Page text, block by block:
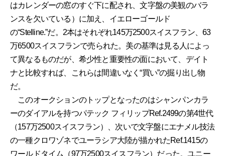
はカレンダーの窓のすぐ下に配され、文字盤の美観のバラ
ンスを欠いている）に加え、イエローゴールド
の“Stelline.”だ。2本はそれぞれ145万2500スイスフラン、63
万6500スイスフランで売られた。美の基準は見る人によっ
て異なるものだが、希少性と重要性の面において、デイト
ナと比較すれば、これらは間違いなく“買い”の掘り出し物
だ。
このオークションのトップとなったのはシャンパンカラ
ーのダイアルを持つパテック フィリップRef.2499の第4世代
（157万2500スイスフラン）、次いで文字盤にエナメル技法
の一種クロワゾネでユーラシア大陸が描かれたRef.1415の
ワールドタイム（97万2500スイスフラン）だった。ユニー